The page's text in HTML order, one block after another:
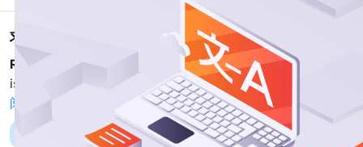
求股东协议中call option条款的示例及译法？
Rick Blaine:
补充一些例句：The purpose of this circular
is to provide you with further details regarding
阅读全文
  评论 0 收藏